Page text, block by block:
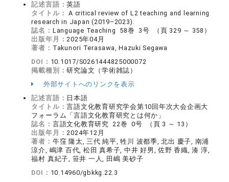
記述言語：英語
タイトル： A critical review of L2 teaching and learning
research in Japan (2019–2023).
誌名： Language Teaching 58巻 3号 （頁 329 ～ 358）
出版年月：2025年04月
著者： Takunori Terasawa, Hazuki Segawa
DOI： 10.1017/S0261444825000072
掲載種別：研究論文（学術雑誌）
外部サイトへのリンクを表示
記述言語： 日本語
タイトル：言語文化教育研究学会第10回年次大会企画大
フォーラム「言語文化教育研究とは何か」
誌名： 言語文化教育研究 22巻 0号 （頁 3 ～ 13）
出版年月：2024年12月
著者： 牛窪 隆太, 三代 純平, 牲川 波都季, 北出 慶子, 南浦
涼介, 嶋津 百代, 松田 真希子, 中井 好男, 佐野 香織, 湊 淳,
福村 真紀子, 笹井 一人, 田嶋 美砂子
DOI： 10.14960/gbkkg.22.3